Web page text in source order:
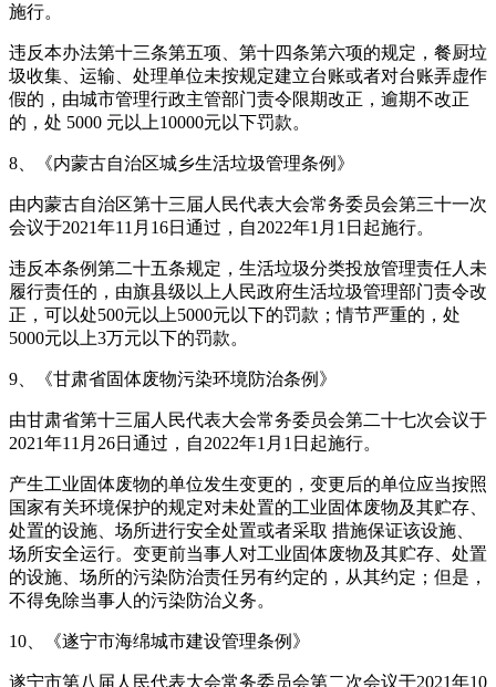
施行。
违反本办法第十三条第五项、第十四条第六项的规定，餐厨垃
圾收集、运输、处理单位未按规定建立台账或者对台账弄虚作
假的，由城市管理行政主管部门责令限期改正，逾期不改正
的，处 5000 元以上10000元以下罚款。
8、《内蒙古自治区城乡生活垃圾管理条例》
由内蒙古自治区第十三届人民代表大会常务委员会第三十一次
会议于2021年11月16日通过，自2022年1月1日起施行。
违反本条例第二十五条规定，生活垃圾分类投放管理责任人未
履行责任的，由旗县级以上人民政府生活垃圾管理部门责令改
正，可以处500元以上5000元以下的罚款；情节严重的，处
5000元以上3万元以下的罚款。
9、《甘肃省固体废物污染环境防治条例》
由甘肃省第十三届人民代表大会常务委员会第二十七次会议于
2021年11月26日通过，自2022年1月1日起施行。
产生工业固体废物的单位发生变更的，变更后的单位应当按照
国家有关环境保护的规定对未处置的工业固体废物及其贮存、
处置的设施、场所进行安全处置或者采取 措施保证该设施、
场所安全运行。变更前当事人对工业固体废物及其贮存、处置
的设施、场所的污染防治责任另有约定的，从其约定；但是，
不得免除当事人的污染防治义务。
10、《遂宁市海绵城市建设管理条例》
遂宁市第八届人民代表大会常务委员会第二次会议于2021年10